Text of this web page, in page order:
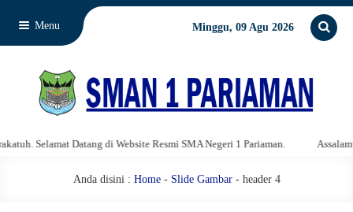
Menu Minggu, 09 Agu 2026
Selamat Datang di Website Resmi SMA Negeri 1 Pariaman.
Anda disini : Home- Slide Gambar- header 4